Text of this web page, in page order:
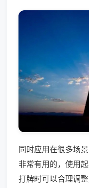
同时应用在很多场
非常有用的，使用
打牌时可以合理调